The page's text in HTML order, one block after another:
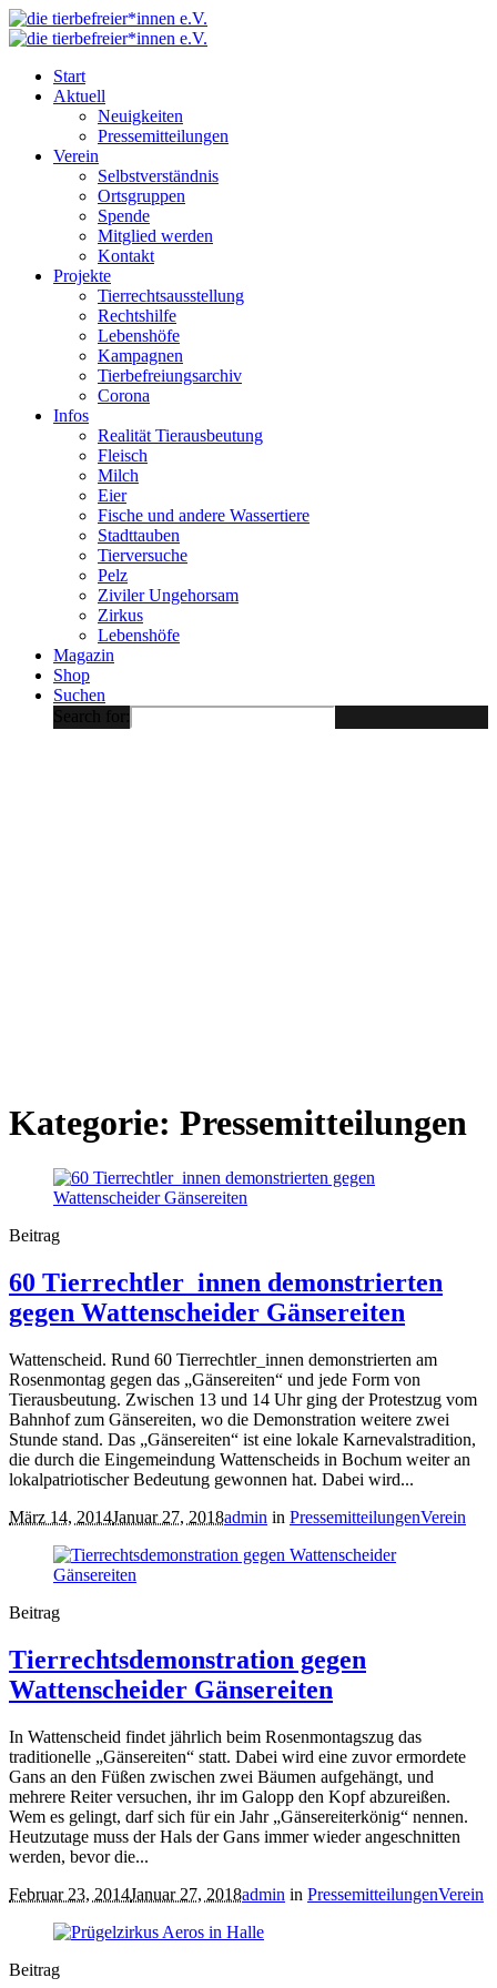
Start
Aktuell
Neuigkeiten
Pressemitteilungen
Verein
Selbstverständnis
Ortsgruppen
Spende
Mitglied werden
Kontakt
Projekte
Tierrechtsausstellung
Rechtshilfe
Lebenshöfe
Kampagnen
Tierbefreiungsarchiv
Corona
Infos
Realität Tierausbeutung
Fleisch
Milch
Eier
Fische und andere Wassertiere
Stadttauben
Tierversuche
Pelz
Ziviler Ungehorsam
Zirkus
Lebenshöfe
Magazin
Shop
Suchen
Search for:
Kategorie: Pressemitteilungen
Beitrag
60 Tierrechtler_innen demonstrierten
gegen Wattenscheider Gänsereiten
Wattenscheid. Rund 60 Tierrechtler_innen demonstrierten am
Rosenmontag gegen das „Gänsereiten“ und jede Form von
Tierausbeutung. Zwischen 13 und 14 Uhr ging der Protestzug vom
Bahnhof zum Gänsereiten, wo die Demonstration weitere zwei
Stunde stand. Das „Gänsereiten“ ist eine lokale Karnevalstradition,
die durch die Eingemeindung Wattenscheids in Bochum weiter an
lokalpatriotischer Bedeutung gewonnen hat. Dabei wird...
März 14, 2014Januar 27, 2018admin in PressemitteilungenVerein
Beitrag
Tierrechtsdemonstration gegen
Wattenscheider Gänsereiten
In Wattenscheid findet jährlich beim Rosenmontagszug das
traditionelle „Gänsereiten“ statt. Dabei wird eine zuvor ermordete
Gans an den Füßen zwischen zwei Bäumen aufgehängt, und
mehrere Reiter versuchen, ihr im Galopp den Kopf abzureißen.
Wem es gelingt, darf sich für ein Jahr „Gänsereiterkönig“ nennen.
Heutzutage muss der Hals der Gans immer wieder angeschnitten
werden, bevor die...
Februar 23, 2014Januar 27, 2018admin in PressemitteilungenVerein
Beitrag